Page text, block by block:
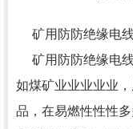
矿用防防绝缘电
矿用防防绝缘电线
如煤矿业业业业业
品，在易燃性性性